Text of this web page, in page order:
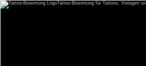
Tattoo-Bewertung für Tattoos, Vorlagen